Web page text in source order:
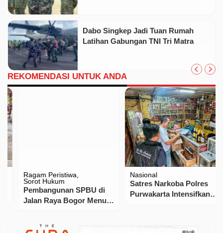
Dabo Singkep Jadi Tuan Rumah
Latihan Gabungan TNI Tri Matra
REKOMENDASI UNTUK ANDA
Ragam Peristiwa
Sorot Hukum
Pembangunan SPBU di
Jalan Raya Bogor Menuai
Nasional
Satres Narkoba Polres
Purwakarta Intensifkan